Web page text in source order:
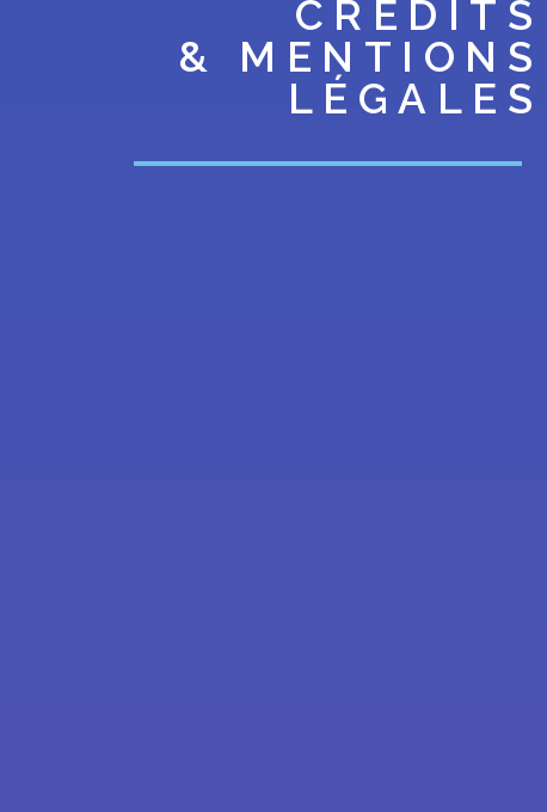
CRÉDITS
& MENTIONS
LÉGALES